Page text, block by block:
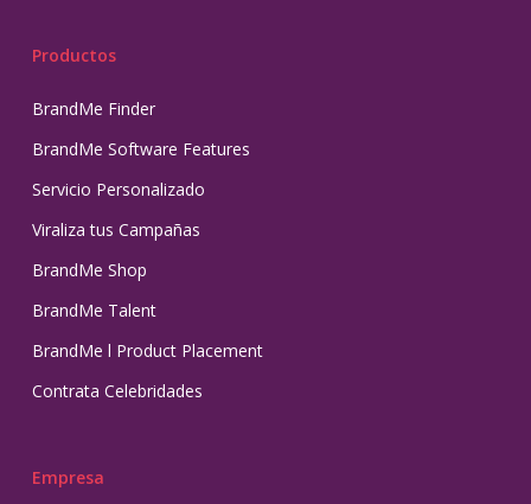
Productos
BrandMe Finder
BrandMe Software Features
Servicio Personalizado
Viraliza tus Campañas
BrandMe Shop
BrandMe Talent
BrandMe l Product Placement
Contrata Celebridades
Empresa